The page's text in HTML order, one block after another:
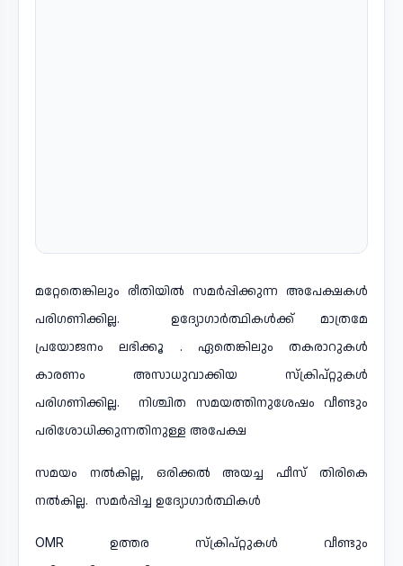
മറ്റേതെങ്കിലും രീതിയിൽ സമർപ്പിക്കുന്ന അപേക്ഷകൾ
പരിഗണിക്കില്ല. ഉദ്യോഗാർത്ഥികൾക്ക് മാത്രമേ
പ്രയോജനം ലഭിക്കൂ . ഏതെങ്കിലും തകരാറുകൾ
കാരണം അസാധുവാക്കിയ സ്ക്രിപ്റ്റുകൾ
പരിഗണിക്കില്ല. നിശ്ചിത സമയത്തിനുശേഷം വീണ്ടും
പരിശോധിക്കുന്നതിനുള്ള അപേക്ഷ
സമയം നൽകില്ല, ഒരിക്കൽ അയച്ച ഫീസ് തിരികെ
നൽകില്ല. സമർപ്പിച്ച ഉദ്യോഗാർത്ഥികൾ
OMR ഉത്തര സ്ക്രിപ്റ്റുകൾ വീണ്ടും